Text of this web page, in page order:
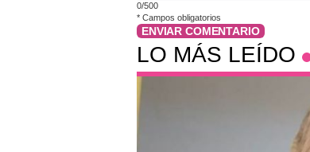
0/500
* Campos obligatorios
ENVIAR COMENTARIO
LO MÁS LEÍDO